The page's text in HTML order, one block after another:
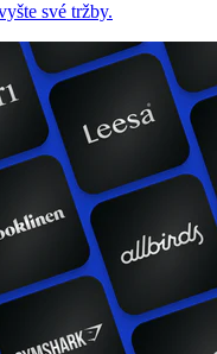
své tržby.